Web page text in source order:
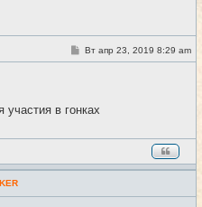
#2
С
о
н
Вт апр 23, 2019 8:29 am
в гонках